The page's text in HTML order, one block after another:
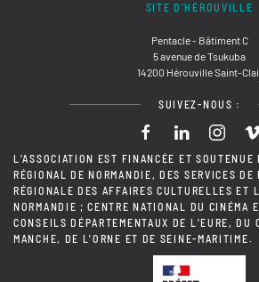
SITE D'HÉROUVILLE
Pentacle - Bâtiment C
5 avenue de Tsukuba
14200 Hérouville Saint-
SUIVEZ-NOUS :
L'ASSOCIATION EST FINANCÉE ET SOUTENUE
RÉGIONAL DE NORMANDIE, DES SERVICES
RÉGIONALE DES AFFAIRES CULTURELLES ET
NORMANDIE ; CENTRE NATIONAL DU CINÉMA
CONSEILS DÉPARTEMENTAUX DE L'EURE, DU
MANCHE, DE L'ORNE ET DE SEINE-MARITIME.